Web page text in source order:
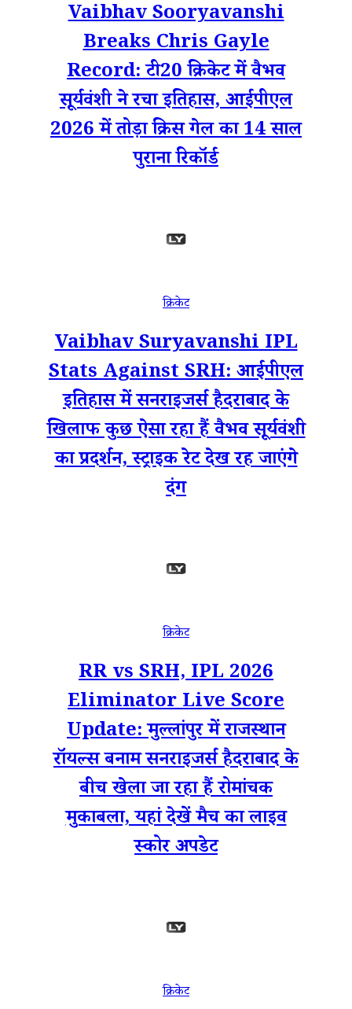
Vaibhav Sooryavanshi
Breaks Chris Gayle
Record: टी20 क्रिकेट में वैभव
सूर्यवंशी ने रचा इतिहास, आईपीएल
2026 में तोड़ा क्रिस गेल का 14 साल
पुराना रिकॉर्ड
क्रिकेट
Vaibhav Suryavanshi IPL
Stats Against SRH: आईपीएल
इतिहास में सनराइजर्स हैदराबाद के
खिलाफ कुछ ऐसा रहा हैं वैभव सूर्यवंशी
का प्रदर्शन, स्ट्राइक रेट देख रह जाएंगे
दंग
क्रिकेट
RR vs SRH, IPL 2026
Eliminator Live Score
Update: मुल्लांपुर में राजस्थान
रॉयल्स बनाम सनराइजर्स हैदराबाद के
बीच खेला जा रहा हैं रोमांचक
मुकाबला, यहां देखें मैच का लाइव
स्कोर अपडेट
क्रिकेट